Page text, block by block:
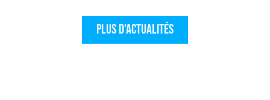
Plus d'actualités